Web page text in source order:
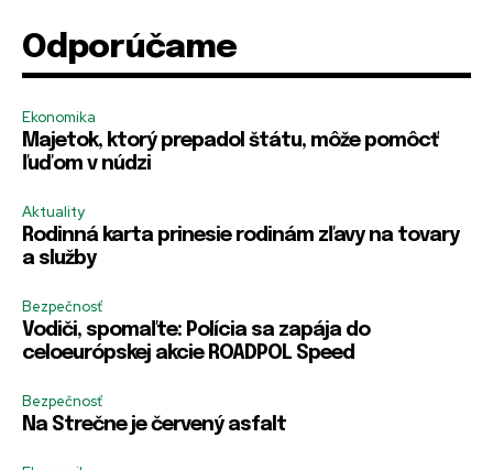
H
e
l
o
*
E
m
a
i
E-mail*
e
m
e
r
PRIHLÁSIŤ SA
E
-
a
i
l
E
m
a
i
-
m
a
E-mail*
e
m
e
r
PRIHLÁSIŤ SA
Odporúčame
Ekonomika
Majetok, ktorý prepadol štátu, môže pomôcť
ľuďom v núdzi
Aktuality
Rodinná karta prinesie rodinám zľavy na tovary
a služby
Bezpečnosť
Vodiči, spomaľte: Polícia sa zapája do
celoeurópskej akcie ROADPOL Speed
Bezpečnosť
Na Strečne je červený asfalt